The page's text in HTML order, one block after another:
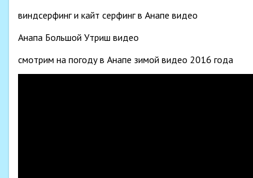
виндсерфинг и кайт серфинг в Анапе видео
Анапа Большой Утриш видео
смотрим на погоду в Анапе зимой видео 2016 года